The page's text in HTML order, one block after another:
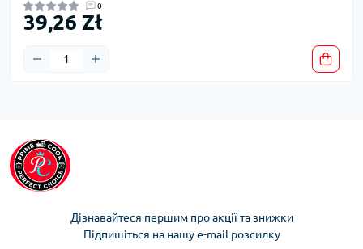
0
39,26 Zł
Дізнавайтеся першим про акції та знижки
Підпишіться на нашу e-mail розсилку